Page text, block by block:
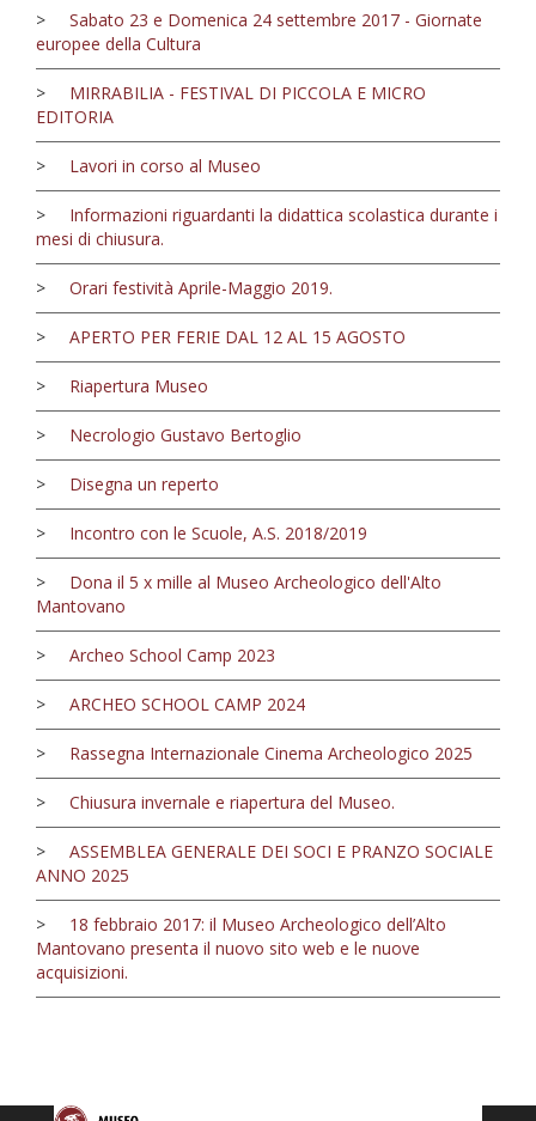
>
Sabato 23 e Domenica 24 settembre 2017 - Giornate
europee della Cultura
>
MIRRABILIA - FESTIVAL DI PICCOLA E MICRO
EDITORIA
> Lavori in corso al Museo
>
Informazioni riguardanti la didattica scolastica durante i
mesi di chiusura.
> Orari festività Aprile-Maggio 2019.
> APERTO PER FERIE DAL 12 AL 15 AGOSTO
> Riapertura Museo
> Necrologio Gustavo Bertoglio
> Disegna un reperto
> Incontro con le Scuole, A.S. 2018/2019
>
Dona il 5 x mille al Museo Archeologico dell'Alto
Mantovano
> Archeo School Camp 2023
> ARCHEO SCHOOL CAMP 2024
> Rassegna Internazionale Cinema Archeologico 2025
> Chiusura invernale e riapertura del Museo.
>
ASSEMBLEA GENERALE DEI SOCI E PRANZO SOCIALE
ANNO 2025
>
18 febbraio 2017: il Museo Archeologico dell’Alto
Mantovano presenta il nuovo sito web e le nuove
acquisizioni.